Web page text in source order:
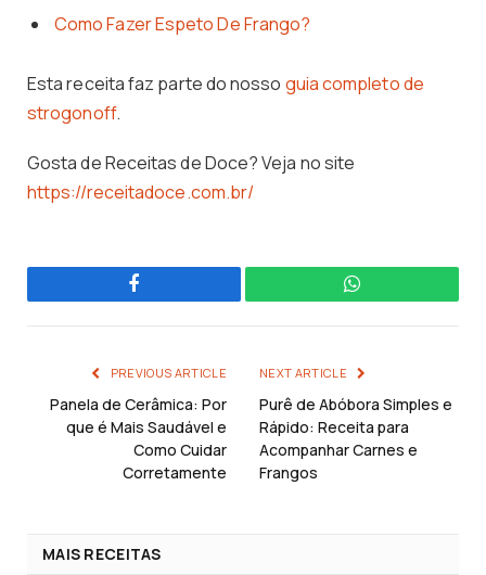
Como Fazer Espeto De Frango?
Esta receita faz parte do nosso guia completo de
strogonoff.
Gosta de Receitas de Doce? Veja no site
https://receitadoce.com.br/
Facebook WhatsApp
PREVIOUS ARTICLE
Panela de Cerâmica: Por
que é Mais Saudável e
Como Cuidar
Corretamente
NEXT ARTICLE
Purê de Abóbora Simples e
Rápido: Receita para
Acompanhar Carnes e
Frangos
MAIS RECEITAS